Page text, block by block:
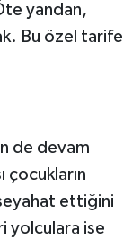
yandan,
Bu özel tarife
de devam
çocukların
ettiğini
yolculara ise